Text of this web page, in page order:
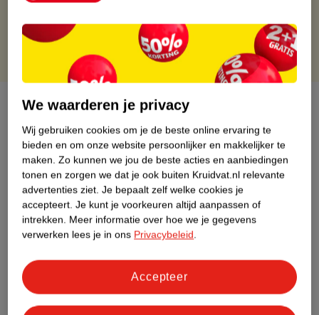
Over dit product
Productinformatie
Etiketinformatie
Nature Impact Score
Dit product heeft (nog) geen Nature
Impact Score.
Meer informatie
We waarderen je privacy
Wij gebruiken cookies om je de beste online ervaring te
bieden en om onze website persoonlijker en makkelijker te
maken. Zo kunnen we jou de beste acties en aanbiedingen
tonen en zorgen we dat je ook buiten Kruidvat.nl relevante
advertenties ziet. Je bepaalt zelf welke cookies je
accepteert. Je kunt je voorkeuren altijd aanpassen of
intrekken. Meer informatie over hoe we je gegevens
verwerken lees je in ons Privacybeleid.
Accepteer